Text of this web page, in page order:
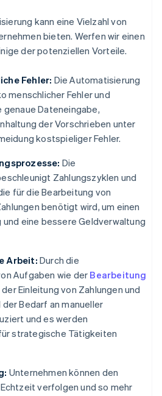
kann eine Vielzahl von
bieten. Werfen wir einen
der potenziellen Vorteile.
Fehler: Die Automatisierung
menschlicher Fehler und
Dateneingabe,
der Vorschrieben unter
kostspieliger Fehler.
Die
Zahlungszyklen und
für die Bearbeitung von
benötigt wird, um einen
und eine bessere Geldverwaltung
Arbeit: Durch die
Aufgaben wie der Bearbeitung
der Einleitung von Zahlungen und
Bedarf an manueller
und es werden
strategische Tätigkeiten
Unternehmen können den
verfolgen und so mehr